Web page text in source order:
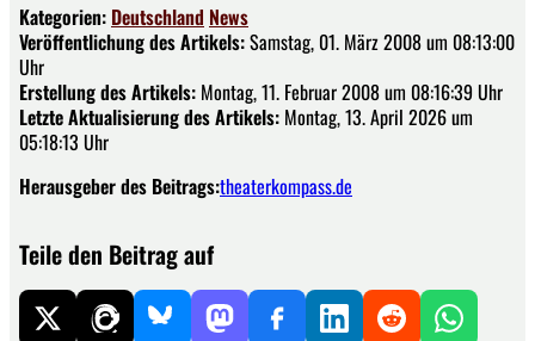
Kategorien: Deutschland News
Veröffentlichung des Artikels:Samstag, 01. März 2008 um 08:13:00
Uhr
Erstellung des Artikels: Montag, 11. Februar 2008 um 08:16:39 Uhr
Letzte Aktualisierung des Artikels: Montag, 13. April 2026 um
05:18:13 Uhr
Herausgeber des Beitrags:theaterkompass.de
Teile den Beitrag auf